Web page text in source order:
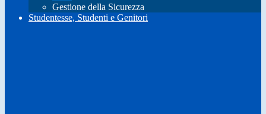
Gestione della Sicurezza
Studentesse, Studenti e Genitori